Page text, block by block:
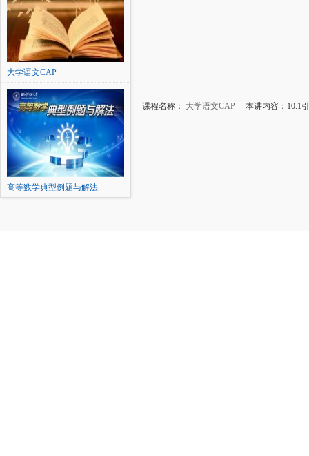
大学语文CAP
高等数学典型例题与解法
课程名称： 大学语文CAP 本讲内容：10.1